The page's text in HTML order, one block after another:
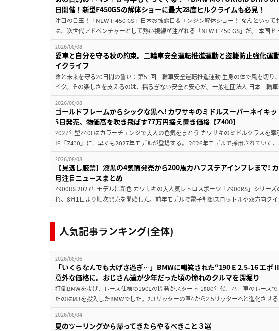
日開催！新型F450GSの解体ショーに最大28度ヒルクライムも必見！
注目の目玉！「NEW F 450 GS」日本お披露目＆エンジン解体ショー！ なんといって
は、次世代アドベンチャーとして熱い視線が注がれる「NEW F 450 GS」だ。 本国
2026/08/08
愛車と自分を守る秋の約束。二輪車安全運転推進運動と盗難防止強化運
イクライフ
命と未来を守る20日間の誓い：第51回二輪車安全運転推進運動 生身の体で風を切り
イク。その楽しさを支えるのは、揺るぎない安全と安心だ。一般社団法人 日本二輪
2026/08/08
ゴールドフレームからシックな黒へ! カワサキのミドルスーパーネイキ
5日発売。物価高を吹き飛ばす77万円据え置き価格【Z400】
2027年型Z400はカラーチェンジで大人の色気をまとう カワサキのミドルクラスを牽
ド「Z400」に、早くも2027年モデルが登場する。 2026年モデルで採用されていた
2026/08/08
【見逃し厳禁】漆黒の4気筒発売から200馬力ハブステアインプレまで!
月注目ニュースまとめ
Z900RS 2027年モデルに新色 カワサキの大人気レトロスポーツ「Z900RS」シリー
れ、8月1日より順次発売を開始した。前年モデルで電子制御スロットルや双方向ク
人気記事ランキング(全体)
2026/08/06
「いくらなんでも大げさ過ぎ…」BMWに嘲笑された“190 E 2.5-16 エボ
意外な価格に。おじさん達が少年だった頃の憧れのクルマを深堀り
打倒BMWを掲げ、レース仕様の190Eの開発がスタート 1980年代、ハコ車のレース
たのはM3を投入したBMWでした。2.3リッターの直4から2.5リッターへと進化させ
2026/08/04
夏のツーリングから帰ってきたらやるべきこと３選